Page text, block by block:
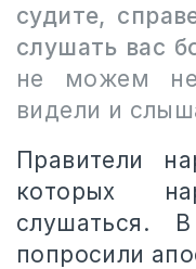
судите,
слушать вас
не можем не
видели и
Правители
которых
слушаться.
попросили